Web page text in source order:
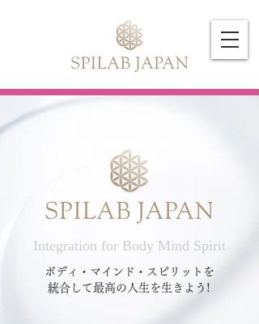
Integration for Body Mind Spirit
ボディ・マインド・スピリットを
統合して最高の人生を生きよう!